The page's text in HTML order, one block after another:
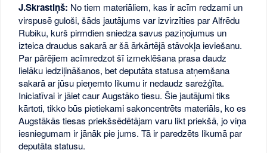
J.Skrastiņš: No tiem materiāliem, kas ir acīm redzami un
virspusē guloši, šāds jautājums var izvirzīties par Alfrēdu
Rubiku, kurš pirmdien sniedza savus paziņojumus un
izteica draudus sakarā ar šā ārkārtējā stāvokļa ieviešanu.
Par pārējiem acīmredzot šī izmeklēšana prasa daudz
lielāku iedziļināšanos, bet deputāta statusa atņemšana
sakarā ar jūsu pieņemto likumu ir nedaudz sarežģīta.
Iniciatīvai ir jāiet caur Augstāko tiesu. Šie jautājumi tiks
kārtoti, tikko būs pietiekami sakoncentrēts materiāls, ko es
Augstākās tiesas priekšsēdētājam varu likt priekšā, jo viņa
iesniegumam ir jānāk pie jums. Tā ir paredzēts likumā par
deputāta statusu.